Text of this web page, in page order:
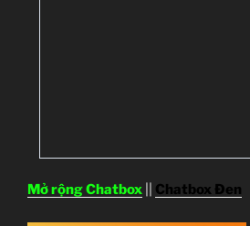
Mở rộng Chatbox Chatbox Đen